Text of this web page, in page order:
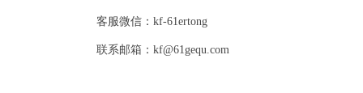
客服微信：kf-61ertong
联系邮箱：kf@61gequ.com